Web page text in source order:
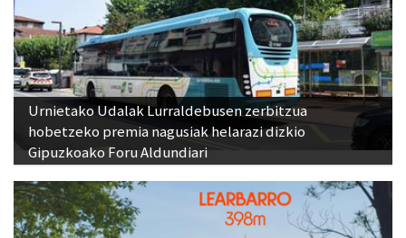
Urnietako Udalak Lurraldebusen zerbitzua
hobetzeko premia nagusiak helarazi dizkio
Gipuzkoako Foru Aldundiari